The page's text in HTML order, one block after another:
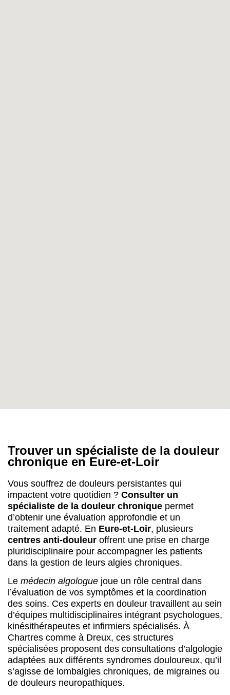
pluridisciplinaire pour accompagner les patients
dans la gestion de leurs algies chroniques.
Le
médecin algologue
joue un rôle central dans
l’évaluation de vos symptômes et la coordination
des soins. Ces experts en douleur travaillent au sein
d’équipes multidisciplinaires intégrant psychologues,
kinésithérapeutes et infirmiers spécialisés. À
Chartres comme à Dreux, ces structures
spécialisées proposent des consultations d’algologie
adaptées aux différents syndromes douloureux, qu’il
s’agisse de lombalgies chroniques, de migraines ou
de douleurs neuropathiques.
Pour accéder à ces consultations spécialisées,votre
médecin traitant constitue le premier interlocuteur. Il
évalue votre situation et vous adresse vers un
Centre d’Évaluation et Traitement de la Douleur
(CETD) avec une prescription médicale. Cette
orientation permet d’intégrer un parcours de soins
structuré dans la région Centre-Val de Loire, où les
centres coordonnent leur action pour garantir une
approche globale des souffrances chroniques.